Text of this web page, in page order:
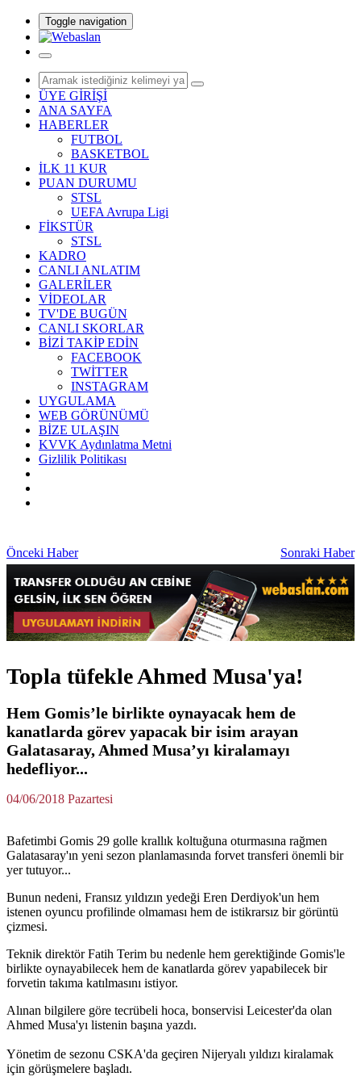
Toggle navigation
ÜYE GİRİŞİ
ANA SAYFA
HABERLER
FUTBOL
BASKETBOL
İLK 11 KUR
PUAN DURUMU
STSL
UEFA Avrupa Ligi
FİKSTÜR
STSL
KADRO
CANLI ANLATIM
GALERİLER
VİDEOLAR
TV'DE BUGÜN
CANLI SKORLAR
BİZİ TAKİP EDİN
FACEBOOK
TWİTTER
INSTAGRAM
UYGULAMA
WEB GÖRÜNÜMÜ
BİZE ULAŞIN
KVVK Aydınlatma Metni
Gizlilik Politikası
Önceki Haber Sonraki Haber
Topla tüfekle Ahmed Musa'ya!
Hem Gomis’le birlikte oynayacak hem de
kanatlarda görev yapacak bir isim arayan
Galatasaray, Ahmed Musa’yı kiralamayı
hedefliyor...
04/06/2018 Pazartesi
Bafetimbi Gomis 29 golle krallık koltuğuna oturmasına rağmen
Galatasaray'ın yeni sezon planlamasında forvet transferi önemli bir
yer tutuyor...
Bunun nedeni, Fransız yıldızın yedeği Eren Derdiyok'un hem
istenen oyuncu profilinde olmaması hem de istikrarsız bir görüntü
çizmesi.
Teknik direktör Fatih Terim bu nedenle hem gerektiğinde Gomis'le
birlikte oynayabilecek hem de kanatlarda görev yapabilecek bir
forvetin takıma katılmasını istiyor.
Alınan bilgilere göre tecrübeli hoca, bonservisi Leicester'da olan
Ahmed Musa'yı listenin başına yazdı.
Yönetim de sezonu CSKA'da geçiren Nijeryalı yıldızı kiralamak
için görüşmelere başladı.